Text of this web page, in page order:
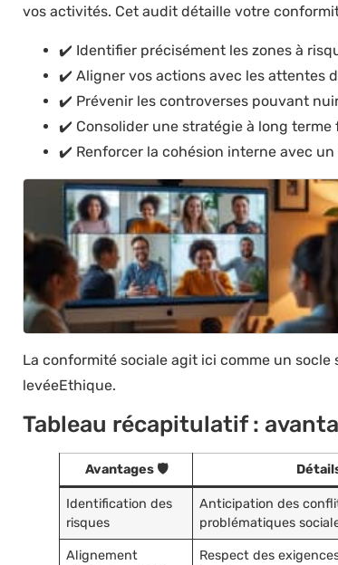
vos activités. Cet audit détaille votre
✔️ Identifier précisément les zones à
✔️ Aligner vos actions avec les attentes
✔️ Prévenir les controverses pouvant
✔️ Consolider une stratégie à long terme
✔️ Renforcer la cohésion interne avec
La conformité sociale agit ici comme un
levéeEthique.
Tableau récapitulatif :
Avantages 🛡️
Identification des
risques
Anticipation des
problématiques
Alignement
Respect des